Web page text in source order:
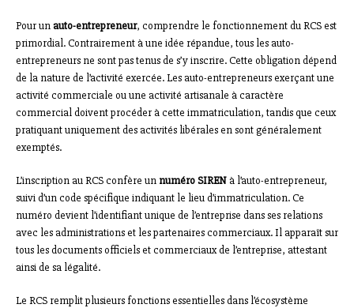
Pour unauto-entrepreneur, comprendre le fonctionnement du RCS est
primordial. Contrairement à une idée répandue, tous les auto-
entrepreneurs ne sont pas tenus de s’y inscrire. Cette obligation dépend
de la nature de l’activité exercée. Les auto-entrepreneurs exerçant une
activité commerciale ou une activité artisanale à caractère
commercial doivent procéder à cette immatriculation, tandis que ceux
pratiquant uniquement des activités libérales en sont généralement
exemptés.
L’inscription au RCS confère un numéro SIRENà l’auto-entrepreneur,
suivi d’un code spécifique indiquant le lieu d’immatriculation. Ce
numéro devient l’identifiant unique de l’entreprise dans ses relations
avec les administrations et les partenaires commerciaux. Il apparaît sur
tous les documents officiels et commerciaux de l’entreprise, attestant
ainsi de sa légalité.
Le RCS remplit plusieurs fonctions essentielles dans l’écosystème